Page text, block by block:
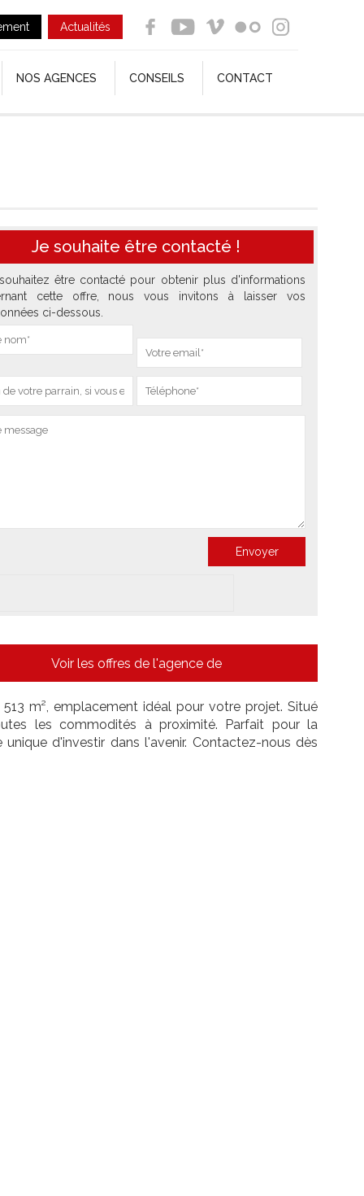
Actualités
NOS AGENCES CONSEILS CONTACT
Je souhaite être contacté !
être contacté pour obtenir plus d'informations
cette offre, nous vous invitons à laisser vos
ci-dessous.
Voir les offres de l'agence de
m², emplacement idéal pour votre projet. Situé
les commodités à proximité. Parfait pour la
d'investir dans l'avenir. Contactez-nous dès